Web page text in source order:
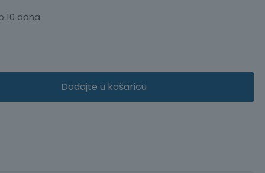
10 dana
Dodajte u košaricu